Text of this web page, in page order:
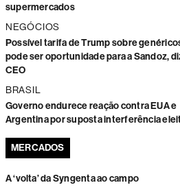
supermercados
NEGÓCIOS
Possível tarifa de Trump sobre
pode ser oportunidade para a Sandoz,
CEO
BRASIL
Governo endurece reação contra EUA e
Argentina por suposta interferência
MERCADOS
A ‘volta’ da Syngenta ao campo